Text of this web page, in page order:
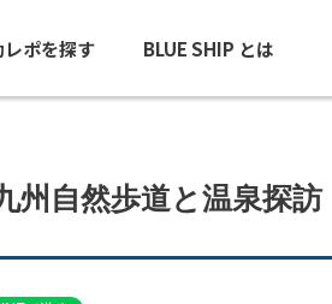
ポを探す BLUE SHIP とは
州自然歩道と温泉探訪